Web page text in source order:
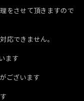
をさせて頂きますので
応できません。
ます
ございます